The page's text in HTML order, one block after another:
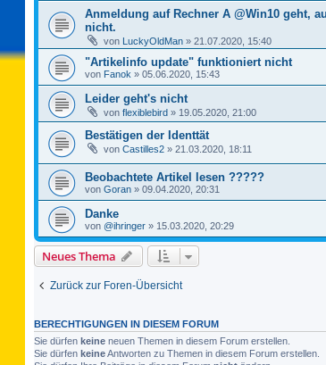
Anmeldung auf Rechner A @Win10 geht,
nicht.
von LuckyOldMan » 21.07.2020, 15:40
"Artikelinfo update" funktioniert nicht
von Fanok » 05.06.2020, 15:43
Leider geht's nicht
von flexiblebird » 19.05.2020, 21:00
Bestätigen der Identtät
von Castilles2 » 21.03.2020, 18:11
Beobachtete Artikel lesen ?????
von Goran » 09.04.2020, 20:31
Danke
von @ihringer » 15.03.2020, 20:29
Neues Thema
Zurück zur Foren-Übersicht
BERECHTIGUNGEN IN DIESEM FORUM
Sie dürfen keine neuen Themen in diesem Forum erstellen.
Sie dürfen keineAntworten zu Themen in diesem Forum erstellen.